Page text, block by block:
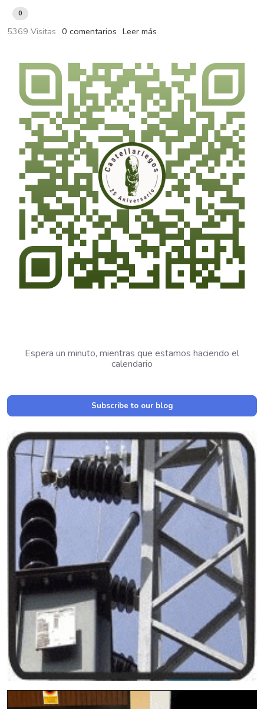
0
5369 Visitas 0 comentarios Leer más
Espera un minuto, mientras que estamos haciendo el
calendario
Subscribe to our blog